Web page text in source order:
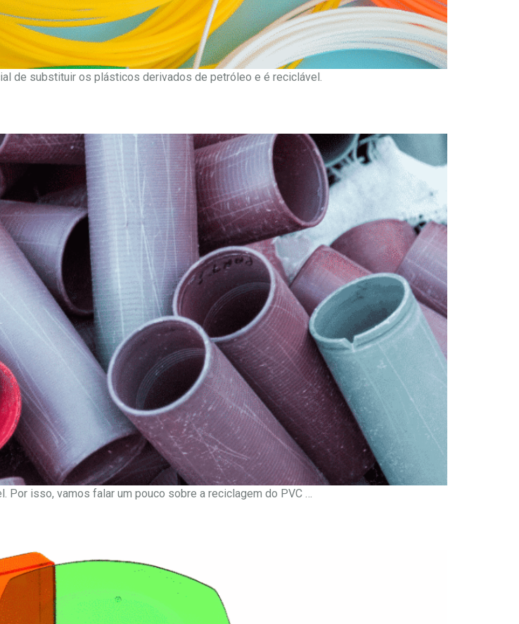
de substituir os plásticos derivados de petróleo e é reciclável.
Por isso, vamos falar um pouco sobre a reciclagem do PVC …